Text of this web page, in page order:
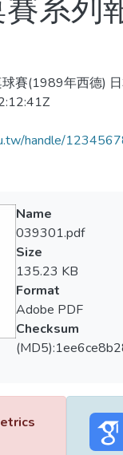
系列
賽(1989年西德)
handle/
Name
039301.pdf
Size
135.23 KB
Format
Adobe PDF
Checksum